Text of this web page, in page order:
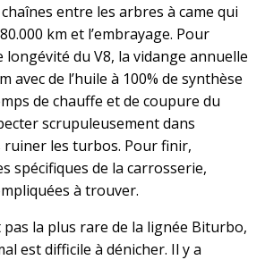
entre les arbres à came qui
km et l’embrayage. Pour
du V8, la vidange annuelle
avec de l’huile à 100% de synthèse
de chauffe et de coupure du
scrupuleusement dans
ruiner les turbos. Pour finir,
spécifiques de la carrosserie,
à trouver.
pas la plus rare de la lignée Biturbo,
est difficile à dénicher. Il y a